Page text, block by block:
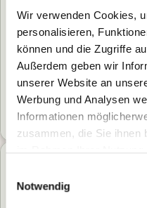
Wir verwenden Cookies,
personalisieren,
können und die Zugriffe
Außerdem geben wir
unserer Website an
Werbung und Analysen
Informationen
zusammen, die Sie ihnen
Notwendig